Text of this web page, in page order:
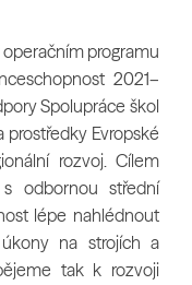
programu
2021–
Spolupráce škol
Evropské
rozvoj. Cílem
odbornou střední
lépe nahlédnout
na strojích a
tak k rozvoji